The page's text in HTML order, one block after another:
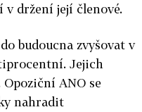
v držení její členové.
budoucna zvyšovat v
Jejich
ANO se
nahradit